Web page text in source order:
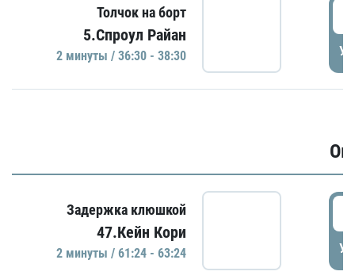
Толчок на борт
5.Спроул Райан
2 минуты / 36:30 - 38:30
Задержка клюшкой
47.Кейн Кори
2 минуты / 61:24 - 63:24